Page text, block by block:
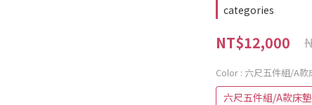
categories
NT$12,000
Color : 六尺五件組/A款
六尺五件組/A款床墊